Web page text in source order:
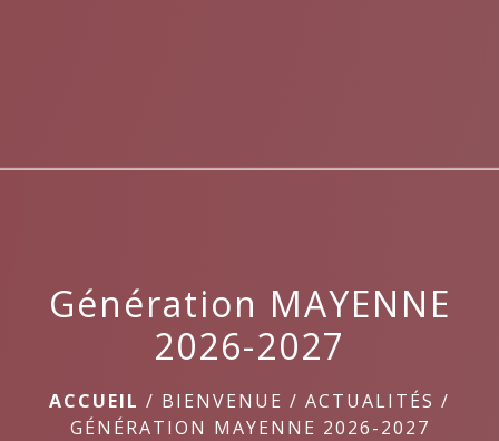
Génération MAYENNE
2026-2027
ACCUEIL / BIENVENUE / ACTUALITÉS /
GÉNÉRATION MAYENNE 2026-2027